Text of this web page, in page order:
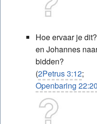
Hoe ervaar je
en Johannes
bidden?
(2Petrus 3:12;
Openbaring 22:20